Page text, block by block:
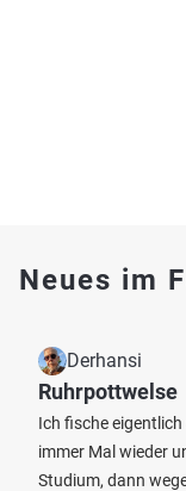
Neues im
Derhansi
Ruhrpottwelse
Ich fische
immer Mal wieder
Studium, dann